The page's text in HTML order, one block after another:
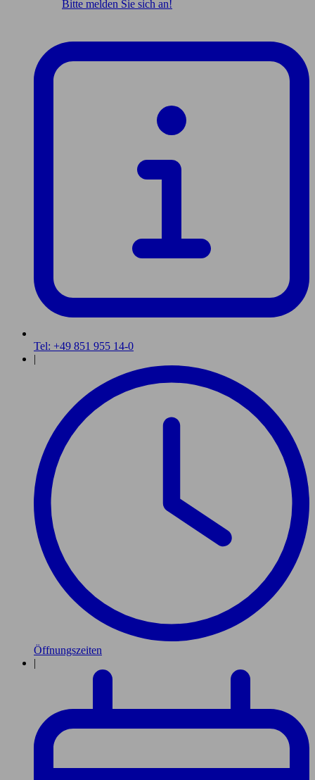
Bitte melden Sie sich an!
Tel: +49 851 955 14-0
|
Öffnungszeiten
|